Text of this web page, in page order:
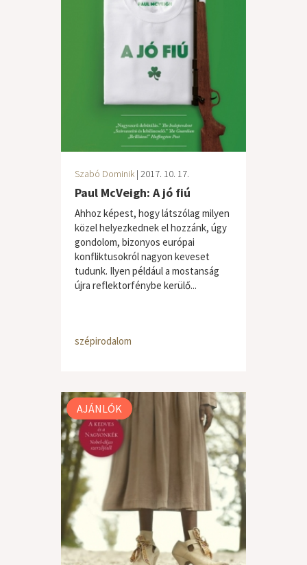
Szabó Dominik | 2017. 10. 17.
Paul McVeigh: A jó fiú
Ahhoz képest, hogy látszólag milyen
közel helyezkednek el hozzánk, úgy
gondolom, bizonyos európai
konfliktusokról nagyon keveset
tudunk. Ilyen például a mostanság
újra reflektorfénybe kerülő...
szépirodalom
AJÁNLÓK